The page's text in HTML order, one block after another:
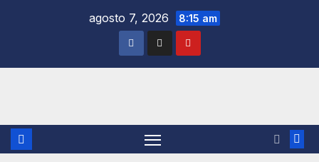
agosto 7, 2026 8:15 am